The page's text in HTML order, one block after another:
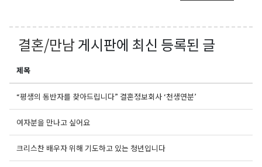
결혼/만남게시판에 최신 등록된 글
제목
“평생의 동반자를 찾아드립니다” 결혼정보회사 ‘천생연분’
여자분을 만나고 싶어요
크리스찬 배우자 위해 기도하고 있는 청년입니다